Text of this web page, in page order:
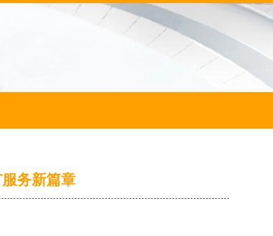
务新篇章